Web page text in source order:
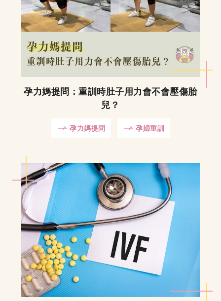
孕力媽提問：重訓時肚子用力會不會壓傷胎
兒？
孕力媽提問 孕婦重訓